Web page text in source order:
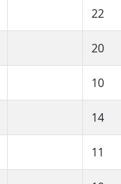
22
20
10
14
11